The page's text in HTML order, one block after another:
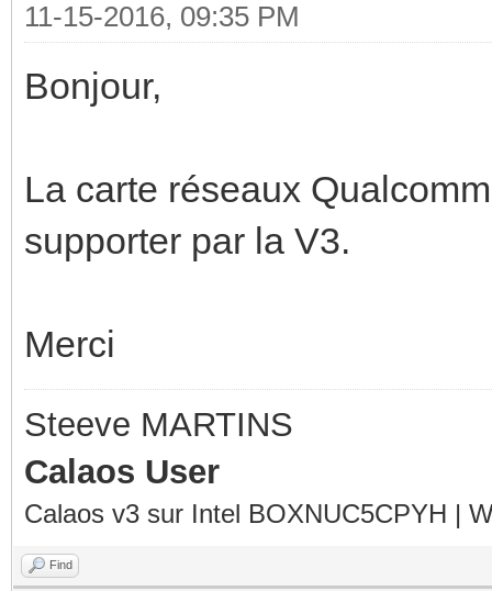
11-15-2016, 09:35 PM
Bonjour,
La carte réseaux
supporter par la V3.
Merci
Steeve MARTINS
Calaos User
Calaos v3 sur Intel BOXNUC5CPYH |
Find